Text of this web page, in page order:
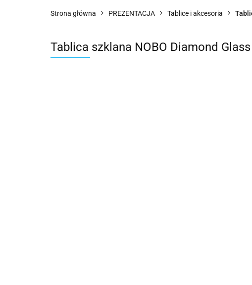
Strona główna PREZENTACJA Tablice i akcesoria
Tablica szklana NOBO Diamond